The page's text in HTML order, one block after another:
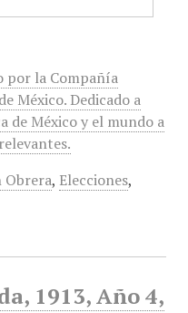
por la Compañía
México. Dedicado a
de México y el mundo a
Obrera, Elecciones,
1913, Año 4,